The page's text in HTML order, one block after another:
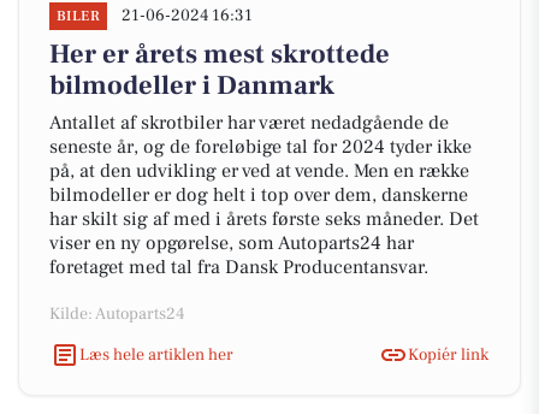
BILER 21-06-2024 16:31
Her er årets mest skrottede
bilmodeller i Danmark
Antallet af skrotbiler har været nedadgående de
seneste år, og de foreløbige tal for 2024 tyder ikke
på, at den udvikling er ved at vende. Men en række
bilmodeller er dog helt i top over dem, danskerne
har skilt sig af med i årets første seks måneder. Det
viser en ny opgørelse, som Autoparts24 har
foretaget med tal fra Dansk Producentansvar.
Kilde: Autoparts24
Læs hele artiklen her
Kopiér link